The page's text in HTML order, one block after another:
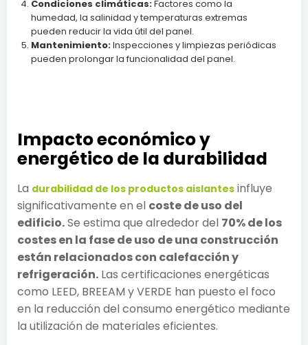
Condiciones climáticas:Factores como la
humedad, la salinidad y temperaturas extremas
pueden reducir la vida útil del panel.
Mantenimiento:Inspecciones y limpiezas periódicas
pueden prolongar la funcionalidad del panel.
Impacto económico y
energético de la durabilidad
La durabilidad de los productos aislantes influye
significativamente en el coste de uso del
edificio.Se estima que alrededor del 70% de los
costes en la fase de uso de una construcción
están relacionados con calefacción y
refrigeración. Las certificaciones energéticas
como LEED, BREEAM y VERDE han puesto el foco
en la reducción del consumo energético mediante
la utilización de materiales eficientes.